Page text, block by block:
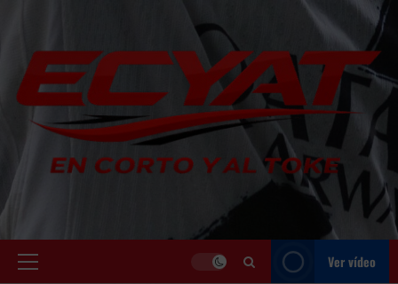
contenido
Menú
Ver vídeo